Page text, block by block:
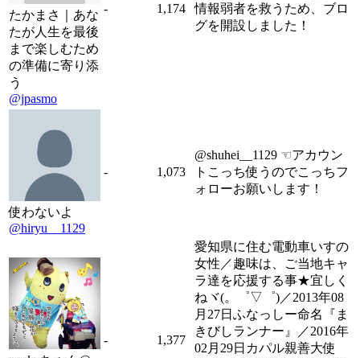
たかまさ｜あな
たが人生を最後
まで楽しむため
の準備に寄り添
う
@jpasmo
- 1,174
情報弱者を救うため、ブロ
グを開設しました！
使わないよ
@hiryu__1129
- 1,073
@shuhei__1129 ☜アカウン
トこっち使うのでこっちフ
ォローお願いします！
- 1,377
愛知県に住む電動車いすの
女性／趣味は、ご当地キャ
ラ達を応援する事★宜しく
ねヾ(。゜▽゜)／2013年08
月27日ふなっしー命名『ま
きびしランナー』／2016年
02月29日カパル親善大使